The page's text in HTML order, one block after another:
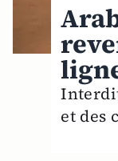
et des